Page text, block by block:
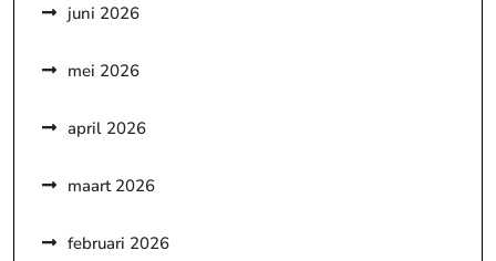
juni 2026
mei 2026
april 2026
maart 2026
februari 2026